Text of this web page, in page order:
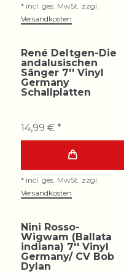
* incl. ges. MwSt. zzgl.
Versandkosten
René Deltgen-Die
andalusischen
Sänger 7'' Vinyl
Germany
Schallplatten
14,99 € *
* incl. ges. MwSt. zzgl.
Versandkosten
Nini Rosso-
Wigwam (Ballata
indiana) 7'' Vinyl
Germany/ CV Bob
Dylan